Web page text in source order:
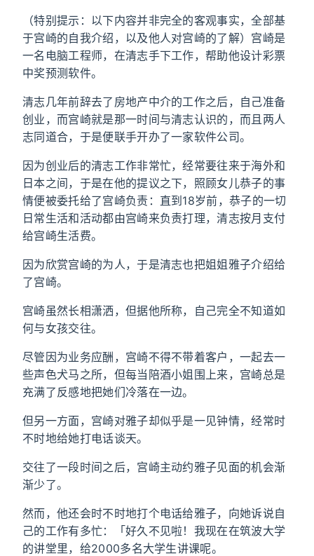
（特别提示：以下内容并非完全的客观事实，全部基
于宫崎的自我介绍，以及他人对宫崎的了解）宫崎是
一名电脑工程师，在清志手下工作，帮助他设计彩票
中奖预测软件。
清志几年前辞去了房地产中介的工作之后，自己准备
创业，而宫崎就是那一时间与清志认识的，而且两人
志同道合，于是便联手开办了一家软件公司。
因为创业后的清志工作非常忙，经常要往来于海外和
日本之间，于是在他的提议之下，照顾女儿恭子的事
情便被委托给了宫崎负责：直到18岁前，恭子的一切
日常生活和活动都由宫崎来负责打理，清志按月支付
给宫崎生活费。
因为欣赏宫崎的为人，于是清志也把姐姐雅子介绍给
了宫崎。
宫崎虽然长相潇洒，但据他所称，自己完全不知道如
何与女孩交往。
尽管因为业务应酬，宫崎不得不带着客户，一起去一
些声色犬马之所，但每当陪酒小姐围上来，宫崎总是
充满了反感地把她们冷落在一边。
但另一方面，宫崎对雅子却似乎是一见钟情，经常时
不时地给她打电话谈天。
交往了一段时间之后，宫崎主动约雅子见面的机会渐
渐少了。
然而，他还会时不时地打个电话给雅子，向她诉说自
己的工作有多忙：「好久不见啦！我现在在筑波大学
的讲堂里，给2000多名大学生讲课呢。